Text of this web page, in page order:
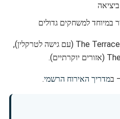
במיוחד למשחקים גדולים
בין האופציות: The Terrace View, The Cells (עם גישה לטרקלין),
במדריך האירוח הרשמי.